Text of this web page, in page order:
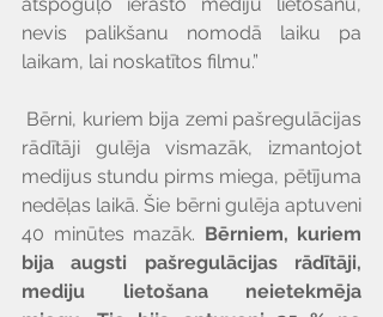
atspoguļo ierasto mediju lietošanu,
nevis palikšanu nomodā laiku pa
laikam, lai noskatītos filmu.”
rādītāji gulēja vismazāk, izmantojot
medijus stundu pirms miega, pētījuma
nedēļas laikā. Šie bērni gulēja aptuveni
40 minūtes mazāk. Bērniem, kuriem
bija augsti pašregulācijas rādītāji,
mediju lietošana neietekmēja